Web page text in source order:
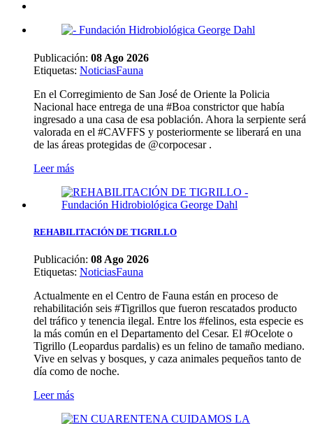
Publicación: 08 Ago 2026
Etiquetas: NoticiasFauna
En el Corregimiento de San José de Oriente la Policia
Nacional hace entrega de una #Boa constrictor que había
ingresado a una casa de esa población. Ahora la serpiente será
valorada en el #CAVFFS y posteriormente se liberará en una
de las áreas protegidas de @corpocesar .
Leer más
REHABILITACIÓN DE TIGRILLO
Publicación: 08 Ago 2026
Etiquetas: NoticiasFauna
Actualmente en el Centro de Fauna están en proceso de
rehabilitación seis #Tigrillos que fueron rescatados producto
del tráfico y tenencia ilegal. Entre los #felinos, esta especie es
la más común en el Departamento del Cesar. El #Ocelote o
Tigrillo (Leopardus pardalis) es un felino de tamaño mediano.
Vive en selvas y bosques, y caza animales pequeños tanto de
día como de noche.
Leer más